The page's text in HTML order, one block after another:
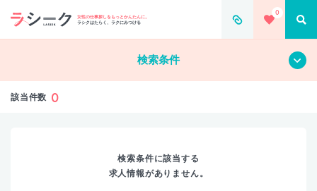
女性の仕事探しをもっとかんたんに。
ラシクはたらく、ラクにみつける
0
すべて
検索条件
該当件数 0
検索条件に該当する
求人情報がありません。